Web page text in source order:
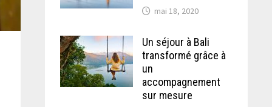
mai 18, 2020
Un séjour à Bali
transformé grâce à
un
accompagnement
sur mesure